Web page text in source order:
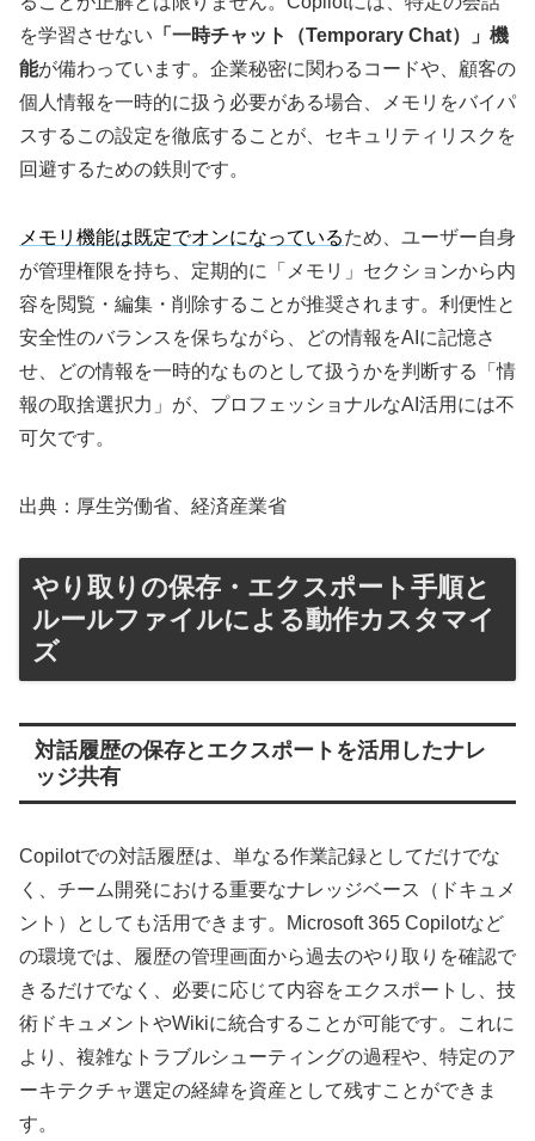
を学習させない 「一時チャット（Temporary Chat）」機
能が備わっています。企業秘密に関わるコードや、顧客の
個人情報を一時的に扱う必要がある場合、メモリをバイパ
スするこの設定を徹底することが、セキュリティリスクを
回避するための鉄則です。
メモリ機能は既定でオンになっているため、ユーザー自身
が管理権限を持ち、定期的に「メモリ」セクションから内
容を閲覧・編集・削除することが推奨されます。利便性と
安全性のバランスを保ちながら、どの情報をAIに記憶さ
せ、どの情報を一時的なものとして扱うかを判断する「情
報の取捨選択力」が、プロフェッショナルなAI活用には不
可欠です。
出典：厚生労働省、経済産業省
やり取りの保存・エクスポート手順と
ルールファイルによる動作カスタマイ
ズ
対話履歴の保存とエクスポートを活用したナレ
ッジ共有
Copilotでの対話履歴は、単なる作業記録としてだけでな
く、チーム開発における重要なナレッジベース（ドキュメ
ント）としても活用できます。Microsoft 365 Copilotなど
の環境では、履歴の管理画面から過去のやり取りを確認で
きるだけでなく、必要に応じて内容をエクスポートし、技
術ドキュメントやWikiに統合することが可能です。これに
より、複雑なトラブルシューティングの過程や、特定のア
ーキテクチャ選定の経緯を資産として残すことができま
す。